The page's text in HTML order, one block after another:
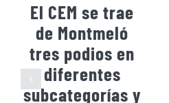
El CEM se trae
de Montmeló
tres podios en
diferentes
subcategorías y